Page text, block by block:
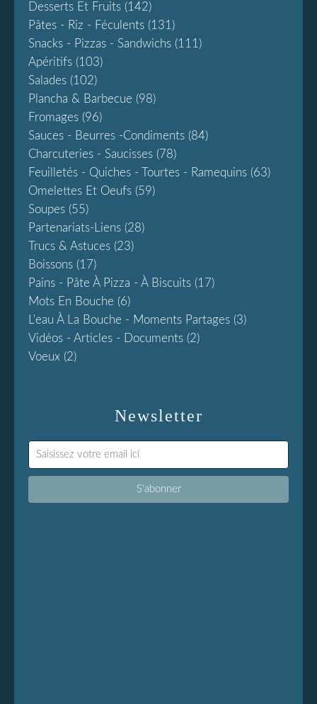
Newsletter
Desserts Et Fruits (142)
Pâtes - Riz - Féculents (131)
Snacks - Pizzas - Sandwichs (111)
Apéritifs (103)
Salades (102)
Plancha & Barbecue (98)
Fromages (96)
Sauces - Beurres -condiments (84)
Charcuteries - Saucisses (78)
Feuilletés - Quiches - Tourtes - Ramequins (63)
Omelettes Et Oeufs (59)
Soupes (55)
Partenariats-Liens (28)
Trucs & Astuces (23)
Boissons (17)
Pains - Pâte À Pizza - À Biscuits (17)
Mots En Bouche (6)
L'eau À La Bouche - Moments Partages (3)
Vidéos - Articles - Documents (2)
Voeux (2)